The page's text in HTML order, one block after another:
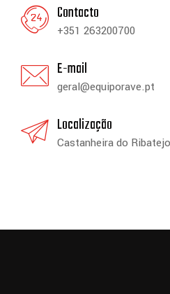
Contacto
+351 263200700
E-mail
geral@equiporave.pt
Localização
Castanheira do